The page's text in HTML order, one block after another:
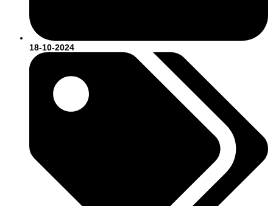
18-10-2024